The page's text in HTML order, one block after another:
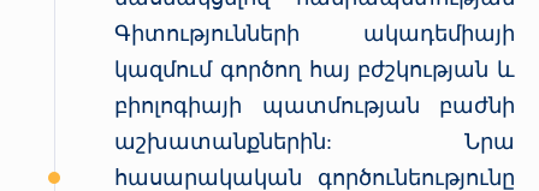
Գիտությունների ակադեմիայի
կազմում գործող հայ բժշկության և
բիոլոգիայի պատմության բաժնի
աշխատանքներին: Նրա
հասարակական գործունեությունը